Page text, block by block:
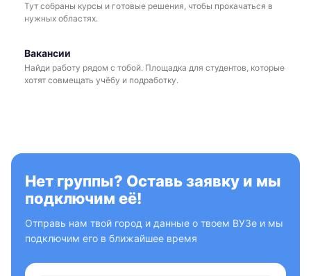
Тут собраны курсы и готовые решения, чтобы прокачаться в
нужных областях.
Вакансии
Найди работу рядом с тобой. Площадка для студентов, которые
хотят совмещать учёбу и подработку.
Нет группы? Оставь заявку и мы
подключим её!
Отправь нам твой город и данные о твоем ВУЗе и мы
подключим его в ближайшее время